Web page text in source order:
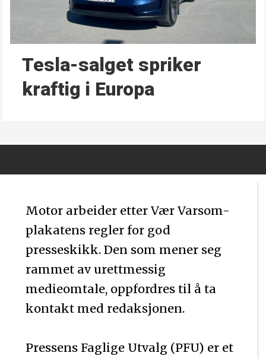
Tesla-salget spriker
kraftig i Europa
Motor arbeider etter Vær Varsom-
plakatens regler for god
presseskikk. Den som mener seg
rammet av urettmessig
medieomtale, oppfordres til å ta
kontakt med redaksjonen.
Pressens Faglige Utvalg (PFU) er et